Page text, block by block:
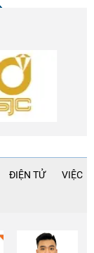
ĐIỆN TỬ VIỆC